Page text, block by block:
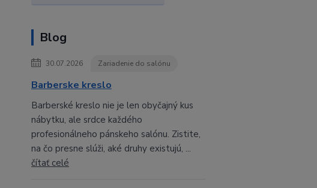
Blog
30.07.2026 Zariadenie do salónu
Barberske kreslo
Barberské kreslo nie je len obyčajný kus
nábytku, ale srdce každého
profesionálneho pánskeho salónu. Zistite,
na čo presne slúži, aké druhy existujú, ...
čítať celé